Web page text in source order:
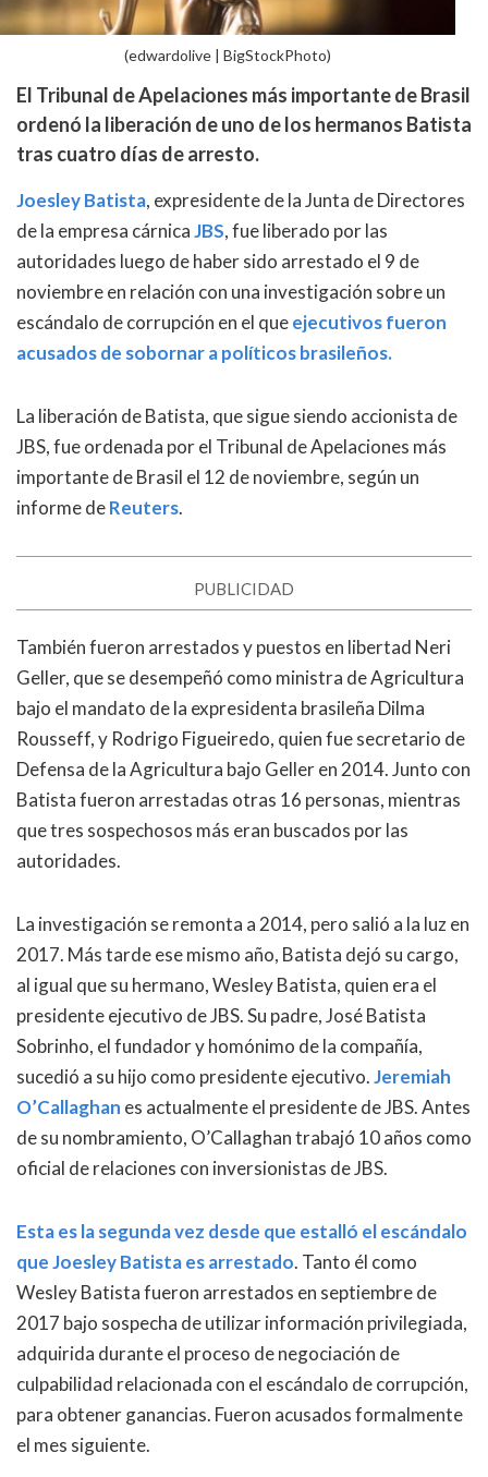
(edwardolive | BigStockPhoto)
El Tribunal de Apelaciones más importante de Brasil
ordenó la liberación de uno de los hermanos Batista
tras cuatro días de arresto.
Joesley Batista, expresidente de la Junta de Directores
de la empresa cárnicaJBS, fue liberado por las
autoridades luego de haber sido arrestado el 9 de
noviembre en relación con una investigación sobre un
escándalo de corrupción en el queejecutivos fueron
acusados ​​de sobornar a políticos brasileños.
La liberación de Batista, que sigue siendo accionista de
JBS, fue ordenada por el Tribunal de Apelaciones más
importante de Brasil el 12 de noviembre, según un
informe deReuters.
PUBLICIDAD
También fueron arrestados y puestos en libertad Neri
Geller, que se desempeñó como ministra de Agricultura
bajo el mandato de la expresidenta brasileña Dilma
Rousseff, y Rodrigo Figueiredo, quien fue secretario de
Defensa de la Agricultura bajo Geller en 2014. Junto con
Batista fueron arrestadas otras 16 personas, mientras
que tres sospechosos más eran buscados por las
autoridades.
La investigación se remonta a 2014, pero salió a la luz en
2017. Más tarde ese mismo año, Batista dejó su cargo,
al igual que su hermano, Wesley Batista, quien era el
presidente ejecutivo de JBS. Su padre, José Batista
Sobrinho, el fundador y homónimo de la compañía,
sucedió a su hijo como presidente ejecutivo.Jeremiah
O’Callaghan es actualmente el presidente de JBS. Antes
de su nombramiento, O’Callaghan trabajó 10 años como
oficial de relaciones con inversionistas de JBS.
Esta es la segunda vez desde que estalló el escándalo
que Joesley Batista es arrestado. Tanto él como
Wesley Batista fueron arrestados en septiembre de
2017 bajo sospecha de utilizar información privilegiada,
adquirida durante el proceso de negociación de
culpabilidad relacionada con el escándalo de corrupción,
para obtener ganancias. Fueron acusados ​​formalmente
el mes siguiente.